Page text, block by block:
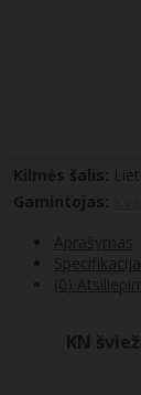
Kilmės šalis:
Gamintojas:
Aprašymas
Specifikacija
(0)
KN